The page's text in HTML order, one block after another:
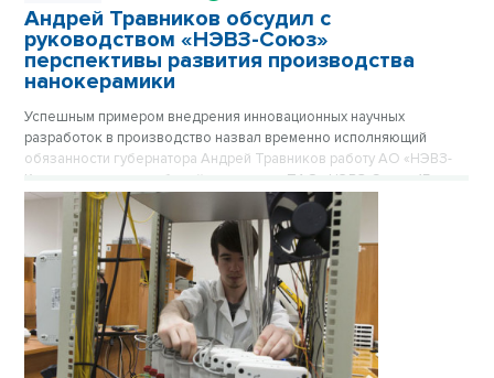
Андрей Травников обсудил с
руководством «НЭВЗ-Союз»
перспективы развития производства
нанокерамики
Успешным примером внедрения инновационных научных
разработок в производство назвал временно исполняющий
обязанности губернатора Андрей Травников работу АО «НЭВЗ-
Керамикс» в ходе рабочей поездки на ПАО «НЭВЗ-Союз» 15
января.